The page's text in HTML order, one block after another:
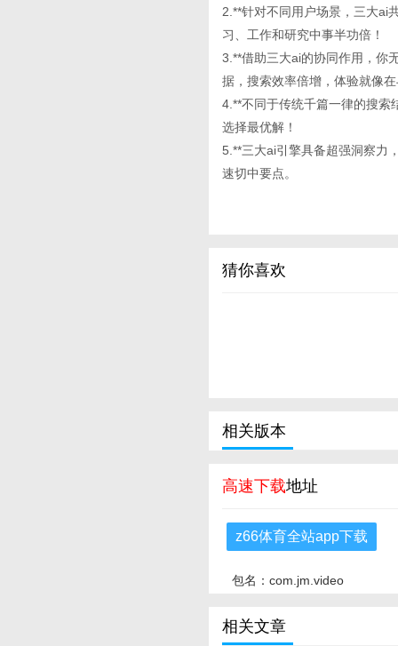
2.**针对不同用户场景，三大ai
习、工作和研究中事半功倍！
3.**借助三大ai的协同作用，你
据，搜索效率倍增，体验就像
4.**不同于传统千篇一律的搜索
选择最优解！
5.**三大ai引擎具备超强洞察力
速切中要点。
猜你喜欢
相关版本
高速下载地址
z66体育全站app下载
包名：com.jm.video
相关文章